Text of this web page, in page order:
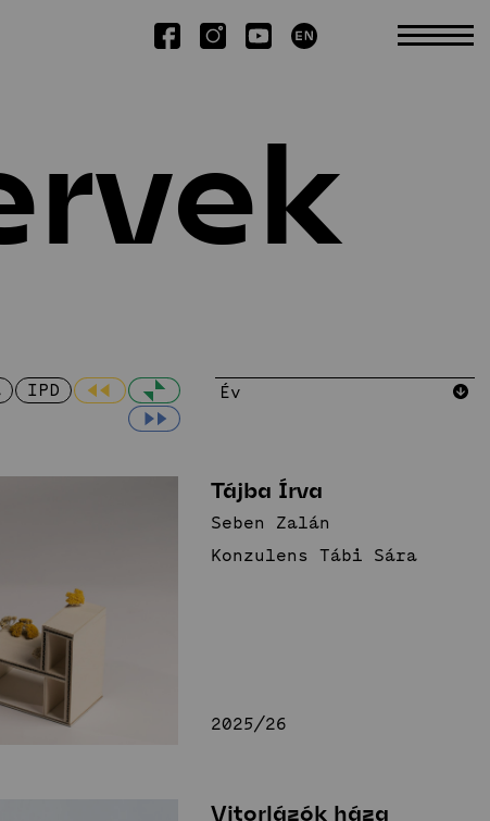
Tudományos TDK
Kiadványok
Hírek
Hallgatói tervek
IPD
Tájba Írva
Seben Zalán
Konzulens Tábi Sára
2025/26
Vitorlázók háza